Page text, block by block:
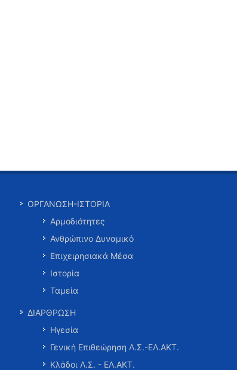
ΟΡΓΑΝΩΣΗ-ΙΣΤΟΡΙΑ
Αρμοδιότητες
Ανθρώπινο Δυναμικό
Επιχειρησιακά Μέσα
Ιστορία
Ταμεία
ΔΙΑΡΘΡΩΣΗ
Ηγεσία
Γενική Επιθεώρηση Λ.Σ.-ΕΛ.ΑΚΤ.
Κλάδοι Λ.Σ. - ΕΛ.ΑΚΤ.